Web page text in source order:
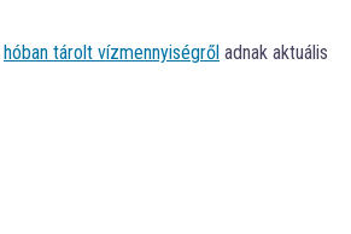
hóban tárolt vízmennyiségről adnak aktuális